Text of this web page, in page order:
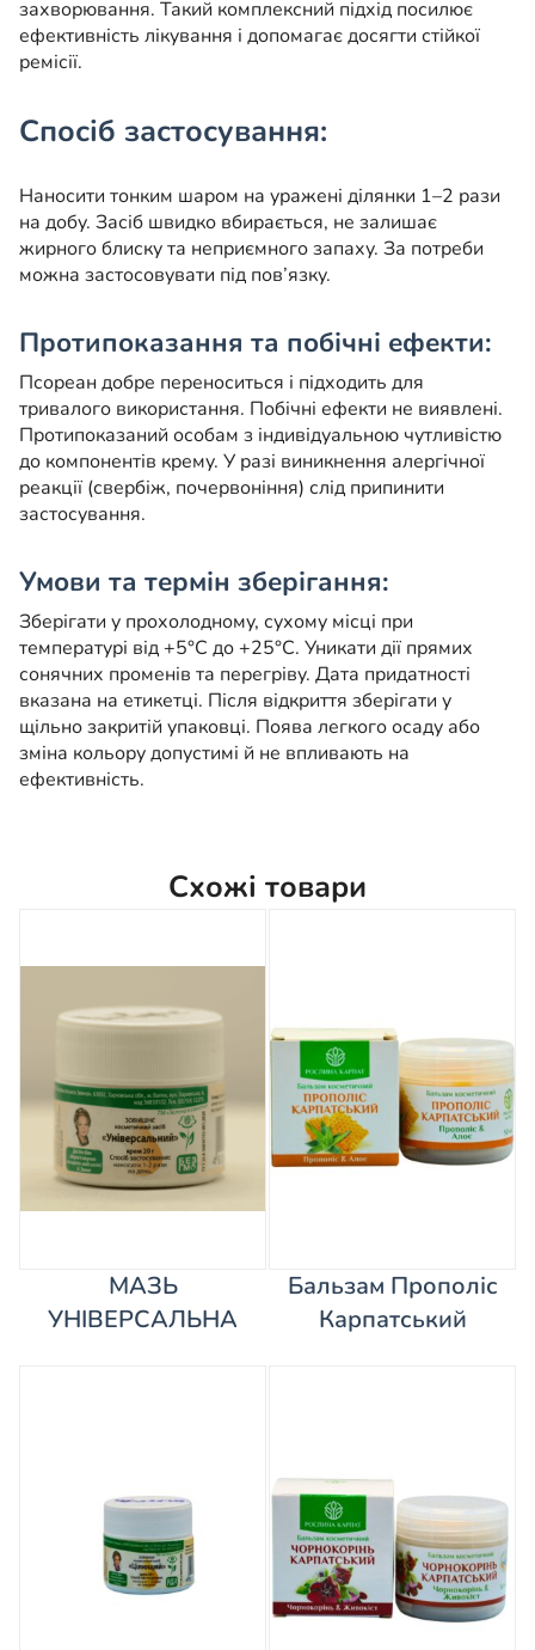
захворювання. Такий комплексний підхід посилює
ефективність лікування і допомагає досягти стійкої
ремісії.
Спосіб застосування:
Наносити тонким шаром на уражені ділянки 1–2 рази
на добу. Засіб швидко вбирається, не залишає
жирного блиску та неприємного запаху. За потреби
можна застосовувати під пов’язку.
Протипоказання та побічні ефекти:
Псореан добре переноситься і підходить для
тривалого використання. Побічні ефекти не виявлені.
Протипоказаний особам з індивідуальною чутливістю
до компонентів крему. У разі виникнення алергічної
реакції (свербіж, почервоніння) слід припинити
застосування.
Умови та термін зберігання:
Зберігати у прохолодному, сухому місці при
температурі від +5°C до +25°C. Уникати дії прямих
сонячних променів та перегріву. Дата придатності
вказана на етикетці. Після відкриття зберігати у
щільно закритій упаковці. Поява легкого осаду або
зміна кольору допустимі й не впливають на
ефективність.
Схожі товари
МАЗЬ
УНІВЕРСАЛЬНА
Бальзам Прополіс
Карпатський